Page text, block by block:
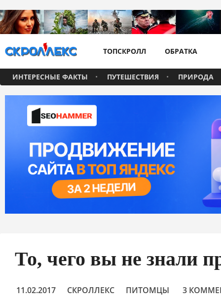
ТОПСКРОЛЛ ОБРАТКА
ИНТЕРЕСНЫЕ ФАКТЫ ПУТЕШЕСТВИЯ ПРИРОДА
То, чего вы не знали
11.02.2017 СКРОЛЛЕКС ПИТОМЦЫ 3